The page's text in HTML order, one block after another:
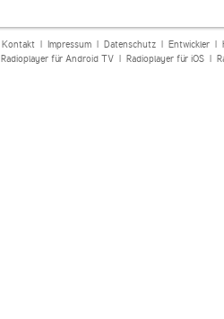
Kontakt| Impressum| Datenschutz| Entwickler|
Radioplayer für Android TV| Radioplayer für iOS|